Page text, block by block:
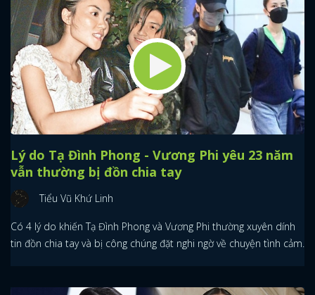
Lý do Tạ Đình Phong - Vương Phi yêu 23 năm
vẫn thường bị đồn chia tay
Tiểu Vũ Khứ Linh
Có 4 lý do khiến Tạ Đình Phong và Vương Phi thường xuyên dính
tin đồn chia tay và bị công chúng đặt nghi ngờ về chuyện tình cảm.